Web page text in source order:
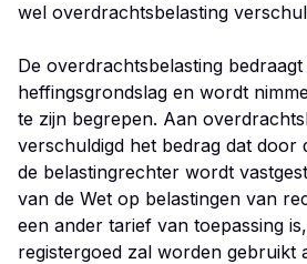
wel overdrachtsbelasting
De overdrachtsbelasting
heffingsgrondslag en wordt
te zijn begrepen. Aan
verschuldigd het bedrag dat door
de belastingrechter wordt
van de Wet op belastingen van
een ander tarief van toepassing
registergoed zal worden gebruikt